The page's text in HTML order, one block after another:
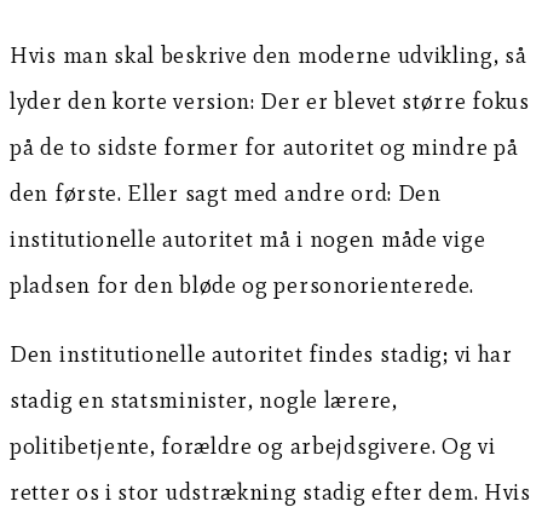
Hvis man skal beskrive den moderne udvikling, så
lyder den korte version: Der er blevet større fokus
på de to sidste former for autoritet og mindre på
den første. Eller sagt med andre ord: Den
institutionelle autoritet må i nogen måde vige
pladsen for den bløde og personorienterede.
Den institutionelle autoritet findes stadig; vi har
stadig en statsminister, nogle lærere,
politibetjente, forældre og arbejdsgivere. Og vi
retter os i stor udstrækning stadig efter dem. Hvis